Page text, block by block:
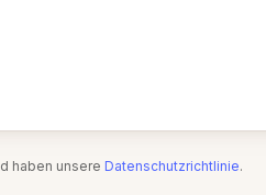
haben unsere Datenschutzrichtlinie.